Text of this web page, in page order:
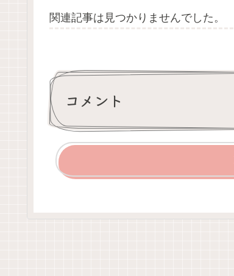
関連記事は見つかりませんでした。
コメント